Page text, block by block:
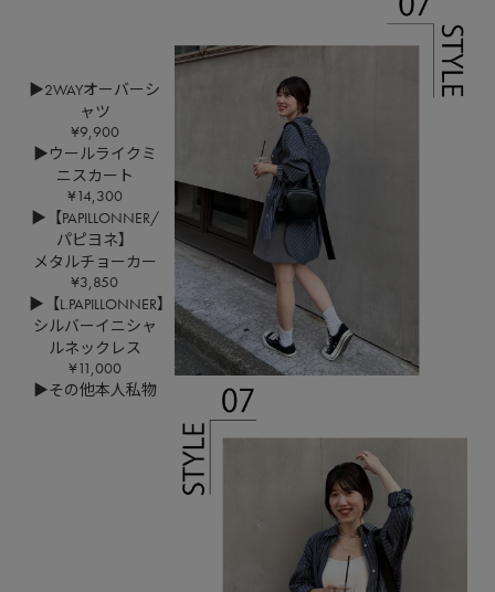
▶2WAYオーバーシ
ャツ
¥9,900
▶ウールライクミ
ニスカート
¥14,300
▶【PAPILLONNER/
パピヨネ】
メタルチョーカー
¥3,850
▶【L.PAPILLONNER】
シルバーイニシャ
ルネックレス
¥11,000
▶その他本人私物